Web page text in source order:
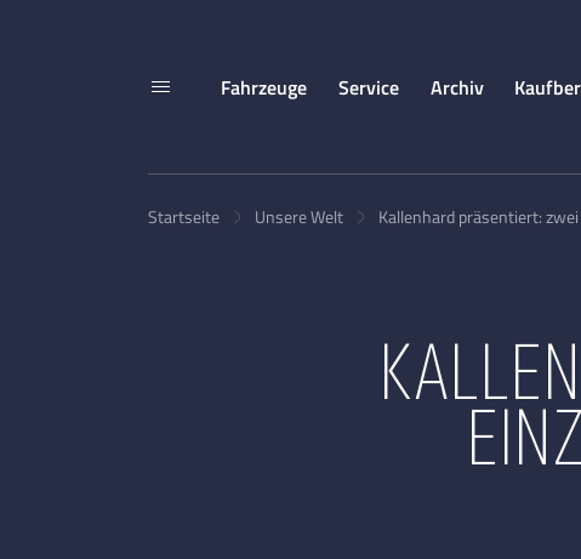
Fahrzeuge Service Archiv
Startseite Unsere Welt Kallenhard präsentiert: